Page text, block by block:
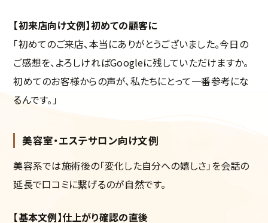
【初来店向け文例】初めての顧客に
「初めてのご来店、本当にありがとうございました。今日の
ご感想を、よろしければGoogleに残していただけますか。
初めてのお客様からの声が、私たちにとって一番参考にな
るんです。」
美容室・エステサロン向け文例
美容系では施術後の「変化した自分への嬉しさ」を会話の
延長で口コミに繋げるのが自然です。
【基本文例】仕上がり確認の直後